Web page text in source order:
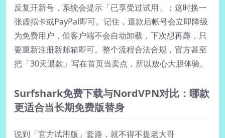
反复开新号，系统会提示「已享受过试用」；这时换一
张虚拟卡或PayPal即可。记住，退款后帐号会立即降级
为免费用户，但客户端不会自动卸载，下次想再薅，只
要重新注册新邮箱即可。整个流程合法合规，官方甚至
把「30天退款」写在首页当卖点，所以放心大胆体验。
Surfshark免费下载与NordVPN对比：哪款
更适合当长期免费版替身
说到「官方试用版」套路，就不得不提老大哥